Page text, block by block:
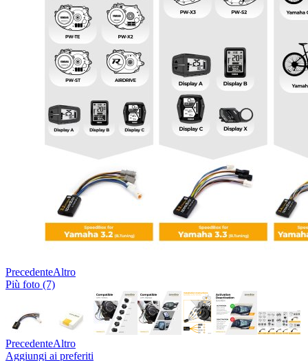
PrecedenteAltro
Più foto (7)
PrecedenteAltro
Aggiungi ai preferiti